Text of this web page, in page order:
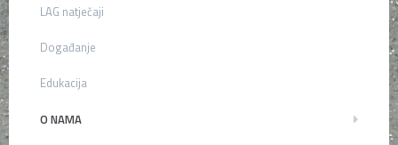
LAG natječaji
Događanje
Edukacija
O NAMA